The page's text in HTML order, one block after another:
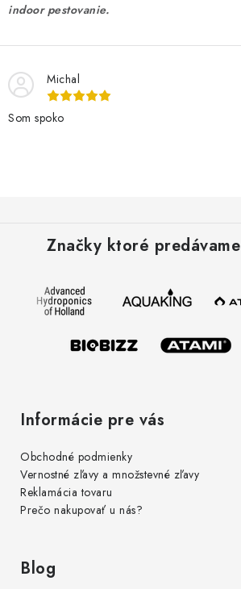
indoor pestovanie.
Michal
Som spoko
Značky ktoré predávame
Informácie pre vás
Obchodné podmienky
Vernostné zľavy a množstevné zľavy
Reklamácia tovaru
Prečo nakupovať u nás?
Blog